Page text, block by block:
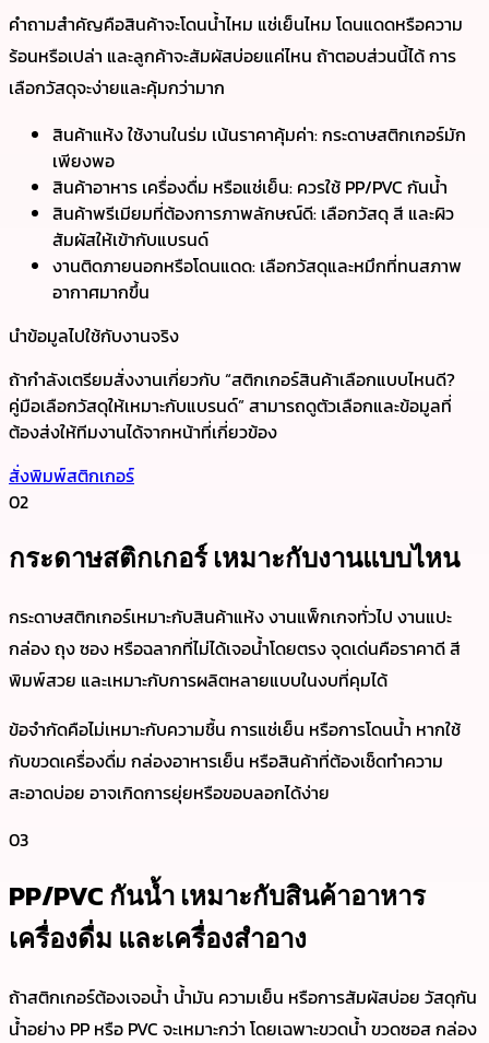
คำถามสำคัญคือสินค้าจะโดนน้ำไหม แช่เย็นไหม โดนแดดหรือความ
ร้อนหรือเปล่า และลูกค้าจะสัมผัสบ่อยแค่ไหน ถ้าตอบส่วนนี้ได้ การ
เลือกวัสดุจะง่ายและคุ้มกว่ามาก
สินค้าแห้ง ใช้งานในร่ม เน้นราคาคุ้มค่า: กระดาษสติกเกอร์มัก
เพียงพอ
สินค้าอาหาร เครื่องดื่ม หรือแช่เย็น: ควรใช้ PP/PVC กันน้ำ
สินค้าพรีเมียมที่ต้องการภาพลักษณ์ดี: เลือกวัสดุ สี และผิว
สัมผัสให้เข้ากับแบรนด์
งานติดภายนอกหรือโดนแดด: เลือกวัสดุและหมึกที่ทนสภาพ
อากาศมากขึ้น
นำข้อมูลไปใช้กับงานจริง
ถ้ากำลังเตรียมสั่งงานเกี่ยวกับ “สติกเกอร์สินค้าเลือกแบบไหนดี?
คู่มือเลือกวัสดุให้เหมาะกับแบรนด์” สามารถดูตัวเลือกและข้อมูลที่
ต้องส่งให้ทีมงานได้จากหน้าที่เกี่ยวข้อง
สั่งพิมพ์สติกเกอร์
02
กระดาษสติกเกอร์ เหมาะกับงานแบบไหน
กระดาษสติกเกอร์เหมาะกับสินค้าแห้ง งานแพ็กเกจทั่วไป งานแปะ
กล่อง ถุง ซอง หรือฉลากที่ไม่ได้เจอน้ำโดยตรง จุดเด่นคือราคาดี สี
พิมพ์สวย และเหมาะกับการผลิตหลายแบบในงบที่คุมได้
ข้อจำกัดคือไม่เหมาะกับความชื้น การแช่เย็น หรือการโดนน้ำ หากใช้
กับขวดเครื่องดื่ม กล่องอาหารเย็น หรือสินค้าที่ต้องเช็ดทำความ
สะอาดบ่อย อาจเกิดการยุ่ยหรือขอบลอกได้ง่าย
03
PP/PVC กันน้ำ เหมาะกับสินค้าอาหาร
เครื่องดื่ม และเครื่องสำอาง
ถ้าสติกเกอร์ต้องเจอน้ำ น้ำมัน ความเย็น หรือการสัมผัสบ่อย วัสดุกัน
น้ำอย่าง PP หรือ PVC จะเหมาะกว่า โดยเฉพาะขวดน้ำ ขวดซอส กล่อง